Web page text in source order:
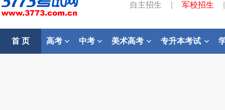
自主招生 军校招生
首 页 高考 中考 美术高考 专升本考试